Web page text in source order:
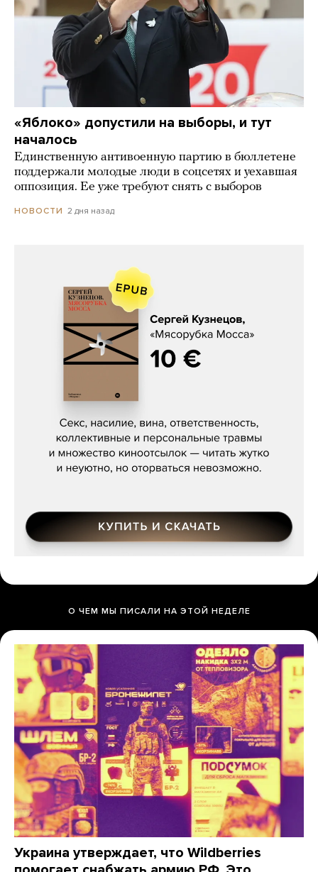
«Яблоко» допустили на выборы, и тут
началось
Единственную антивоенную партию в бюллетене
поддержали молодые люди в соцсетях и уехавшая
оппозиция. Ее уже требуют снять с выборов
НОВОСТИ 2 дня назад
Сергей Кузнецов, «Мясорубка
О ЧЕМ МЫ ПИСАЛИ НА ЭТОЙ НЕДЕЛЕ
Украина утверждает, что Wildberries